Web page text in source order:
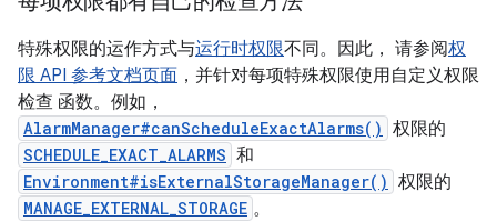
特殊权限的运作方式与运行时权限不同。因此， 请参阅权
限 API 参考文档页面 ，并针对每项特殊权限使用自定义权限
检查 函数。例如，
AlarmManager#canScheduleExactAlarms() 权限的
SCHEDULE_EXACT_ALARMS 和
Environment#isExternalStorageManager() 权限的
MANAGE_EXTERNAL_STORAGE 。